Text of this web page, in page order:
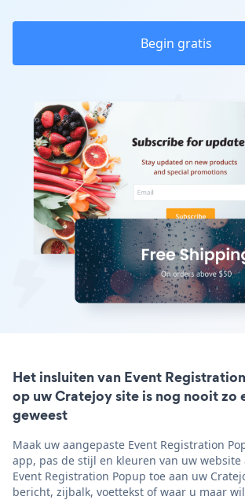
Begin gratis
Het insluiten van Event
op uw Cratejoy site is nog nooit zo
geweest
Maak uw aangepaste Event Registration
app, pas de stijl en kleuren van uw website
Event Registration Popup toe aan uw
bericht, zijbalk, voettekst of waar u maar